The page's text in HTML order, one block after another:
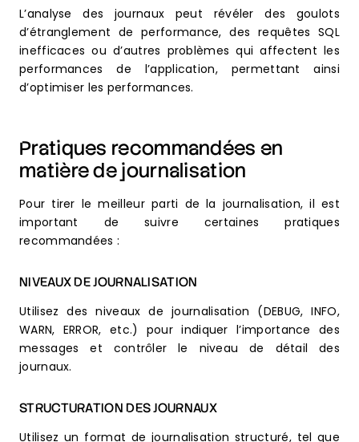
L’analyse des journaux peut révéler des goulots
d’étranglement de performance, des requêtes SQL
inefficaces ou d’autres problèmes qui affectent les
performances de l’application, permettant ainsi
d’optimiser les performances.
Pratiques recommandées en
matière de journalisation
Pour tirer le meilleur parti de la journalisation, il est
important de suivre certaines pratiques
recommandées :
NIVEAUX DE JOURNALISATION
Utilisez des niveaux de journalisation (DEBUG, INFO,
WARN, ERROR, etc.) pour indiquer l’importance des
messages et contrôler le niveau de détail des
journaux.
STRUCTURATION DES JOURNAUX
Utilisez un format de journalisation structuré, tel que